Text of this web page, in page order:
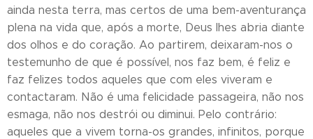
ainda nesta terra, mas certos de uma bem-aventurança
plena na vida que, após a morte, Deus lhes abria diante
dos olhos e do coração. Ao partirem, deixaram-nos o
testemunho de que é possível, nos faz bem, é feliz e
faz felizes todos aqueles que com eles viveram e
contactaram. Não é uma felicidade passageira, não nos
esmaga, não nos destrói ou diminui. Pelo contrário:
aqueles que a vivem torna-os grandes, infinitos, porque